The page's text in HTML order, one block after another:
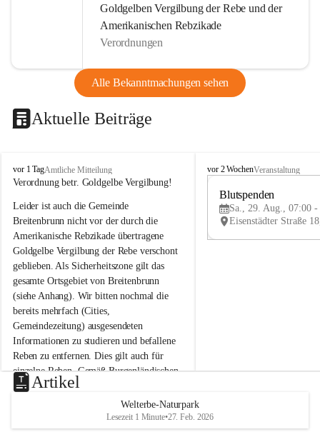
Goldgelben Vergilbung der Rebe und der
Amerikanischen Rebzikade
Verordnungen
Alle Bekanntmachungen sehen
Aktuelle Beiträge
B
r
i
t
e
n
b
r
u
n
n
a
m
N
e
u
s
d
vor 1 TagAmtliche Mitteilung
Verordnung betr. Goldgelbe Vergilbung!
Leider ist auch die Gemeinde
Breitenbrunn nicht vor der durch die
Amerikanische Rebzikade übertragene
Goldgelbe Vergilbung der Rebe verschont
geblieben. Als Sicherheitszone gilt das
gesamte Ortsgebiet von Breitenbrunn
(siehe Anhang). Wir bitten nochmal die
bereits mehrfach (Cities,
Gemeindezeitung) ausgesendeten
Informationen zu studieren und befallene
Reben zu entfernen. Dies gilt auch für
einzelne Reben. Gemäß Burgenländischen
Weinbaugesetz sind nicht gepflegte oder
unzulässige Weingärten zu roden! Bitte
helfen wir zusammen um unsere Winzer
vor den prognostizierten Ernteausfällen
B
e
u
e
d
vor 2 WochenVeranstaltung
Blutspenden
Sa., 29. Aug., 07:00 -
Artikel
Welterbe-Naturpark
Lesezeit 1 Minute•27. Feb. 2026